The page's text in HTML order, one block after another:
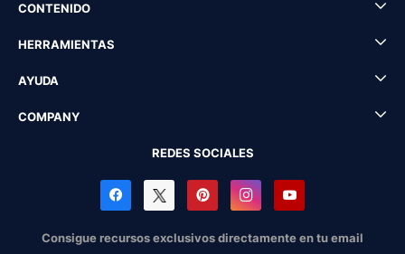
CONTENIDO
HERRAMIENTAS
AYUDA
COMPANY
REDES SOCIALES
Consigue recursos exclusivos directamente en tu email